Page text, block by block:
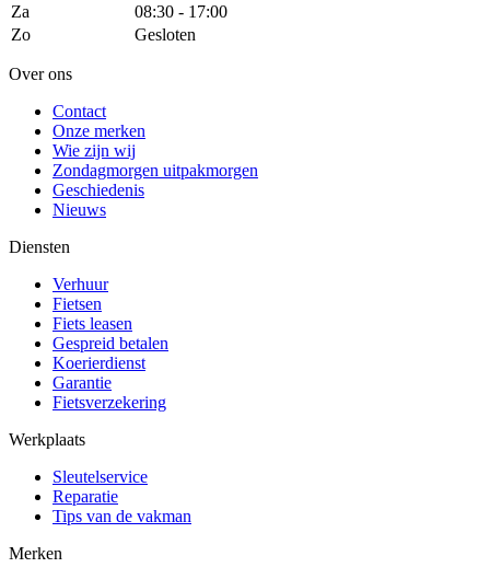
Za
08:30 - 17:00
Zo
Gesloten
Over ons
Contact
Onze merken
Wie zijn wij
Zondagmorgen uitpakmorgen
Geschiedenis
Nieuws
Diensten
Verhuur
Fietsen
Fiets leasen
Gespreid betalen
Koerierdienst
Garantie
Fietsverzekering
Werkplaats
Sleutelservice
Reparatie
Tips van de vakman
Merken